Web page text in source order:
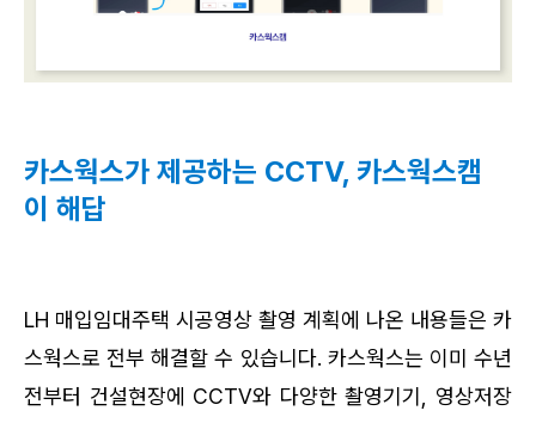
카스웍스가 제공하는 CCTV, 카스웍스캠
이 해답
LH 매입임대주택 시공영상 촬영 계획에 나온 내용들은 카
스웍스로 전부 해결할 수 있습니다. 카스웍스는 이미 수년
전부터 건설현장에 CCTV와 다양한 촬영기기, 영상저장